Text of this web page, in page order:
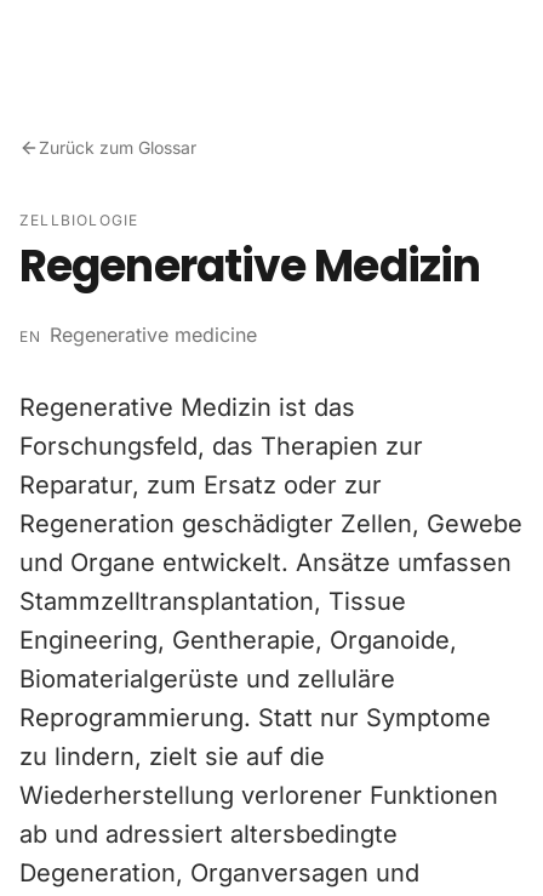
Zurück zum Glossar
ZELLBIOLOGIE
Regenerative Medizin
EN Regenerative medicine
Regenerative Medizin ist das
Forschungsfeld, das Therapien zur
Reparatur, zum Ersatz oder zur
Regeneration geschädigter Zellen, Gewebe
und Organe entwickelt. Ansätze umfassen
Stammzelltransplantation, Tissue
Engineering, Gentherapie, Organoide,
Biomaterialgerüste und zelluläre
Reprogrammierung. Statt nur Symptome
zu lindern, zielt sie auf die
Wiederherstellung verlorener Funktionen
ab und adressiert altersbedingte
Degeneration, Organversagen und